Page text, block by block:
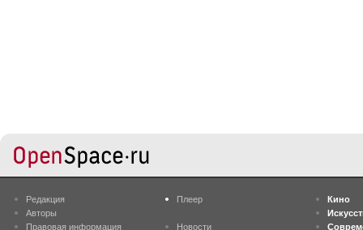
Редакция
Авторы
Правовая информация
Плеер
Новости
Кино